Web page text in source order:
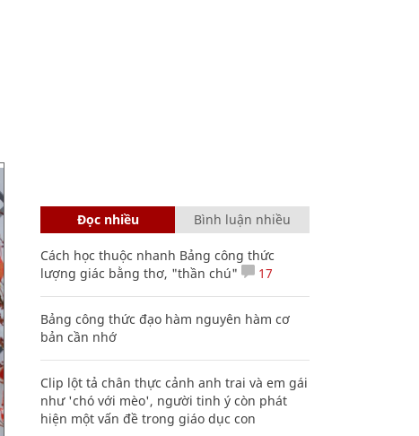
Đọc nhiều Bình luận nhiều
Cách học thuộc nhanh Bảng công thức
lượng giác bằng thơ, "thần chú"
17
Bảng công thức đạo hàm nguyên hàm cơ
bản cần nhớ
Clip lột tả chân thực cảnh anh trai và em gái
như 'chó với mèo', người tinh ý còn phát
hiện một vấn đề trong giáo dục con